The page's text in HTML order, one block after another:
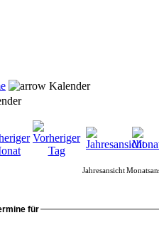
Kalender
Jahresansicht
für